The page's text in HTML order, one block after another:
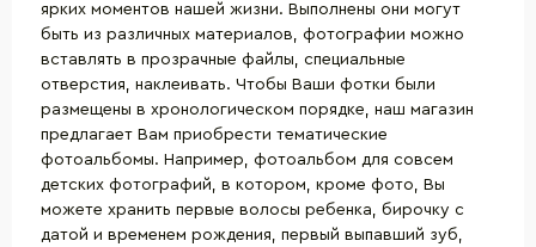
ярких моментов нашей жизни. Выполнены они могут
быть из различных материалов, фотографии можно
вставлять в прозрачные файлы, специальные
отверстия, наклеивать. Чтобы Ваши фотки были
размещены в хронологическом порядке, наш магазин
предлагает Вам приобрести тематические
фотоальбомы. Например, фотоальбом для совсем
детских фотографий, в котором, кроме фото, Вы
можете хранить первые волосы ребенка, бирочку с
датой и временем рождения, первый выпавший зуб,